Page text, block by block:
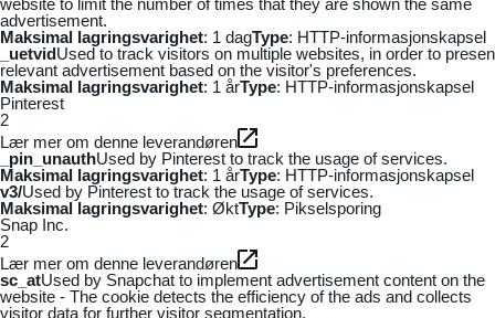
advertisement.
Maksimal lagringsvarighet: 1 dagType: HTTP-informasjonskapsel
_uetvidUsed to track visitors on multiple websites, in order to
relevant advertisement based on the visitor's preferences.
Maksimal lagringsvarighet: 1 årType: HTTP-informasjonskapsel
Pinterest
2
Lær mer om denne leverandøren
_pin_unauthUsed by Pinterest to track the usage of services.
Maksimal lagringsvarighet: 1 årType: HTTP-informasjonskapsel
v3/Used by Pinterest to track the usage of services.
Maksimal lagringsvarighet: ØktType: Pikselsporing
Snap Inc.
2
Lær mer om denne leverandøren
sc_atUsed by Snapchat to implement advertisement content on the
website - The cookie detects the efficiency of the ads and collects
visitor data for further visitor segmentation.